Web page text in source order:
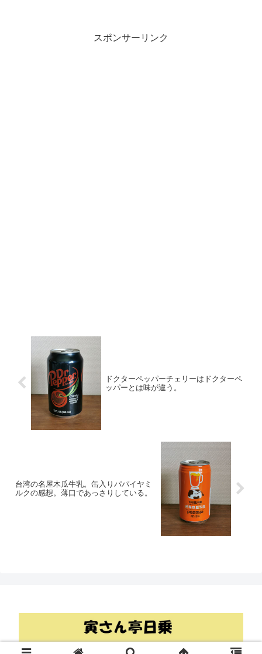
スポンサーリンク
ドクターペッパーチェリーはドクターペ
ッパーとは味が違う。
台湾の名屋木瓜牛乳。缶入りパパイヤミ
ルクの感想。薄口であっさりしている。